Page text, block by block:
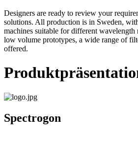
Designers are ready to review your
solutions. All production is in Sweden,
machines suitable for different wavelength
low volume prototypes, a wide range of
offered.
Spectrogon